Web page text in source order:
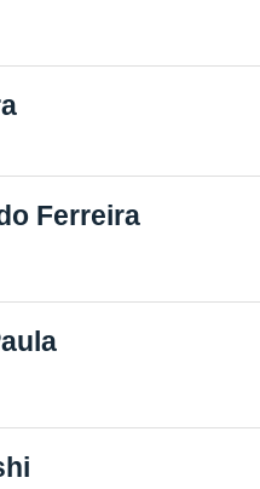
Ferreira